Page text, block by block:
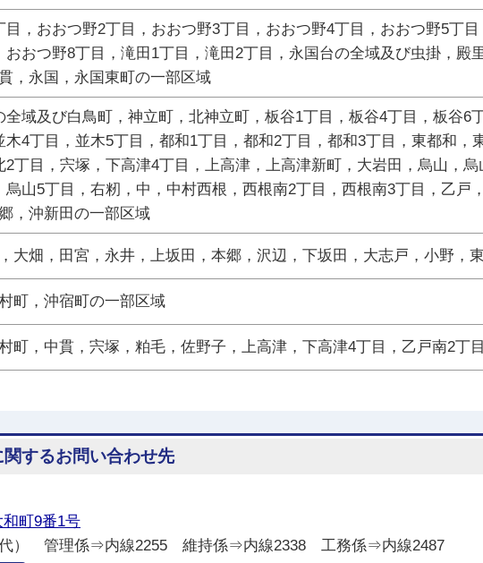
目，おおつ野2丁目，おおつ野3丁目，おおつ野4丁目，おおつ野5丁
おおつ野8丁目，滝田1丁目，滝田2丁目，永国台の全域及び虫掛，殿
，永国，永国東町の一部区域
全域及び白鳥町，神立町，北神立町，板谷1丁目，板谷4丁目，板谷6
木4丁目，並木5丁目，都和1丁目，都和2丁目，都和3丁目，東都和，
2丁目，宍塚，下高津4丁目，上高津，上高津新町，大岩田，烏山，烏
烏山5丁目，右籾，中，中村西根，西根南2丁目，西根南3丁目，乙戸
，沖新田の一部区域
大畑，田宮，永井，上坂田，本郷，沢辺，下坂田，大志戸，小野，
町，沖宿町の一部区域
町，中貫，宍塚，粕毛，佐野子，上高津，下高津4丁目，乙戸南2丁
するお問い合わせ先
町9番1号
代） 管理係⇒内線2255 維持係⇒内線2338 工務係⇒内線2487